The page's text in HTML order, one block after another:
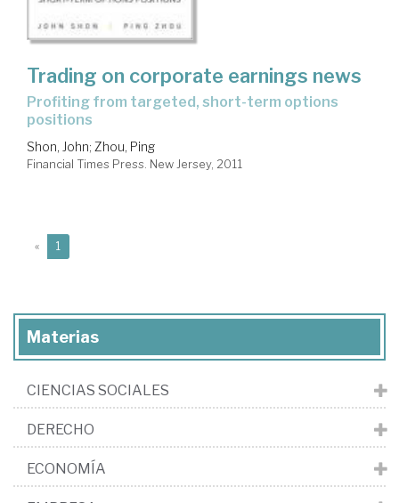
Trading on corporate earnings news
profiting from targeted, short-term options
positions
Shon, John; Zhou, Ping
Financial Times Press. New Jersey, 2011
« 1
Materias
CIENCIAS SOCIALES
DERECHO
ECONOMÍA